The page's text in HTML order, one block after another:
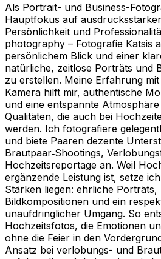
Als Portrait- und Business-
Hauptfokus auf
Persönlichkeit und
photography – Fotografie Katsis
persönlichem Blick und einer
natürliche, zeitlose Porträts und
zu erstellen. Meine Erfahrung
Kamera hilft mir, authentische
und eine entspannte
Qualitäten, die auch bei
werden. Ich fotografiere
und biete Paaren dezente
Brautpaar‑Shootings,
Hochzeitsreportage an. Weil
ergänzende Leistung ist, setze
Stärken liegen: ehrliche Porträts,
Bildkompositionen und ein
unaufdringlicher Umgang. So
Hochzeitsfotos, die Emotionen
ohne die Feier in den
Ansatz bei verlobungs- und